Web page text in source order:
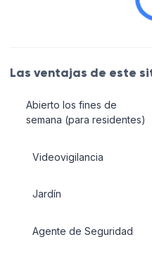
Las ventajas de este
Abierto los fines de
semana (para residentes)
Videovigilancia
Jardín
Agente de Seguridad